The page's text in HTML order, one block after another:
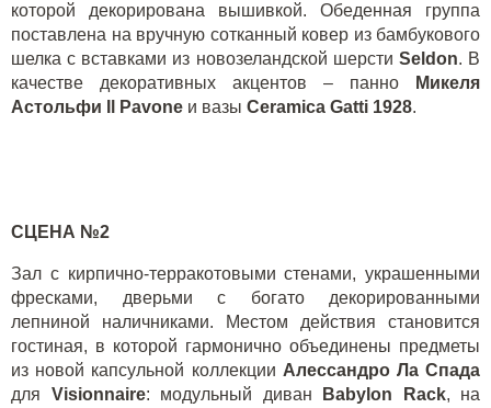
которой декорирована вышивкой. Обеденная группа
поставлена на вручную сотканный ковер из бамбукового
шелка с вставками из новозеландской шерсти Seldon. В
качестве декоративных акцентов – панно
Микеля
Астольфи
Pavone и вазы Ceramica Gatti 1928.
СЦЕНА №2
Зал с кирпично-терракотовыми стенами, украшенными
фресками, дверьми с богато декорированными
лепниной наличниками. Местом действия становится
гостиная, в которой гармонично объединены предметы
из новой капсульной коллекции Алессандро Ла Спада
для Visionnaire: модульный диван Babylon Rack, на